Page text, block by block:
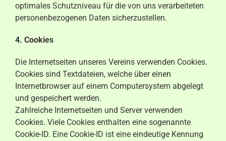
optimales Schutzniveau für die von uns verarbeiteten
personenbezogenen Daten sicherzustellen.
4. Cookies
Die Internetseiten unseres Vereins verwenden Cookies.
Cookies sind Textdateien, welche über einen
Internetbrowser auf einem Computersystem abgelegt
und gespeichert werden.
Zahlreiche Internetseiten und Server verwenden
Cookies. Viele Cookies enthalten eine sogenannte
Cookie-ID. Eine Cookie-ID ist eine eindeutige Kennung